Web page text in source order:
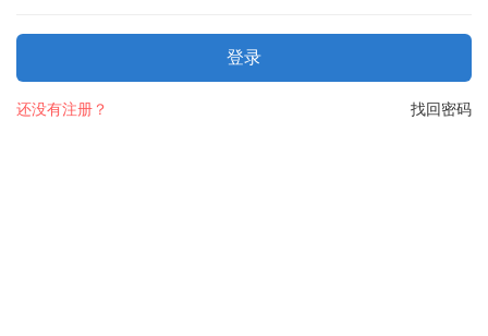
登录
找回密码
还没有注册？